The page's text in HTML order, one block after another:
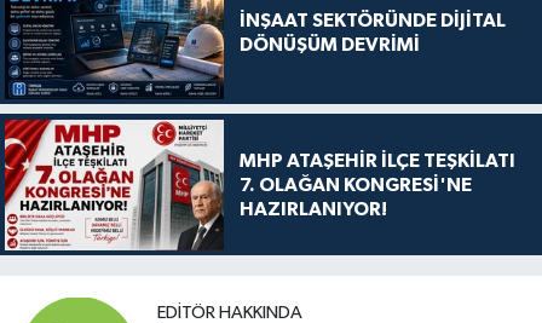
İNŞAAT SEKTÖRÜNDE DİJİTAL
DÖNÜŞÜM DEVRİMİ
MHP ATAŞEHİR İLÇE TEŞKİLATI
7. OLAĞAN KONGRESİ'NE
HAZIRLANIYOR!
EDITÖR HAKKINDA